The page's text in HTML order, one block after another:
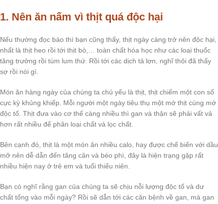
1. Nên ăn nấm vì thịt quá độc hại
Nếu thường đọc báo thì bạn cũng thấy, thịt ngày càng trở nên độc hại,
nhất là thịt heo rồi tới thịt bò,… toàn chất hóa học như các loại thuốc
tăng trưởng rồi tùm lum thứ. Rồi tới các dịch tả lợn, nghĩ thôi đã thấy
sợ rồi nói gì.
Món ăn hàng ngày của chúng ta chủ yếu là thịt, thịt chiếm một con số
cực kỳ khủng khiếp. Mỗi người một ngày tiêu thụ một mớ thịt cùng mớ
độc tố. Thịt đưa vào cơ thể càng nhiều thì gan và thận sẽ phải vất vả
hơn rất nhiều để phân loại chất và lọc chất.
Bên cạnh đó, thịt là một món ăn nhiều calo, hay được chế biến với dầu
mỡ nên dễ dẫn đến tăng cân và béo phì, đây là hiện trạng gặp rất
nhiều hiện nay ở trẻ em và tuổi thiếu niên.
Bạn có nghĩ rằng gan của chúng ta sẽ chịu nỗi lượng độc tố và dư
chất tống vào mỗi ngày? Rồi sẽ dẫn tới các căn bệnh về gan, mà gan